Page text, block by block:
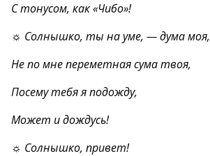
С тонусом, как «Чибо»!
☼ Солнышко, ты на уме, — дума моя,
Не по мне переметная сума твоя,
Посему тебя я подожду,
Может и дождусь!
☼ Солнышко, привет!